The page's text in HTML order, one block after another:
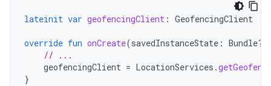
lateinit var geofencingClient : GeofencingClient
override fun onCreate(savedInstanceState : Bundle?)
// ...
geofencingClient = LocationServices .
}